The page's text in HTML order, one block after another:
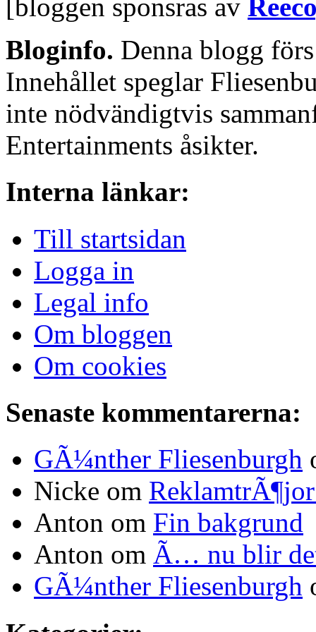
[bloggen sponsras av
Bloginfo. Denna blogg
Innehållet speglar
inte nödvändigtvis
Entertainments åsikter.
Interna länkar:
Till startsidan
Logga in
Legal info
Om bloggen
Om cookies
Senaste kommentarerna:
GÃ¼nther Fliesenburgh
Nicke om
Anton om Fin bakgrund
Anton om Ã… nu blir
GÃ¼nther Fliesenburgh